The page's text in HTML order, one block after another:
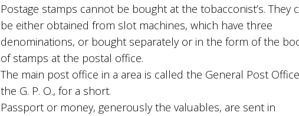
Postage stamps cannot be bought at the tobacconist’s. They
be either obtained from slot machines, which have three
denominations, or bought separately or in the form of the
of stamps at the postal office.
The main post office in a area is called the General Post
the G. P. O., for a short.
Passport or money, generously the valuables, are sent in